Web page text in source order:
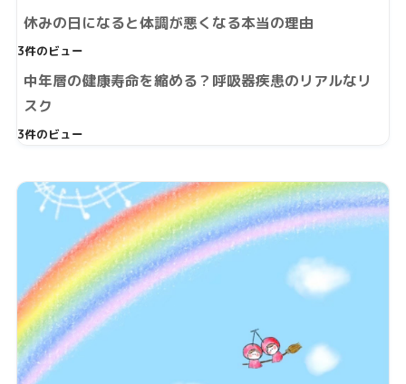
休みの日になると体調が悪くなる本当の理由
3件のビュー
中年層の健康寿命を縮める？呼吸器疾患のリアルなリ
スク
3件のビュー